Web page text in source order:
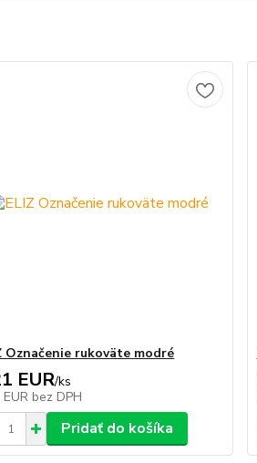
Označenie rukoväte modré
EUR/ks
bez DPH
Pridať do košíka